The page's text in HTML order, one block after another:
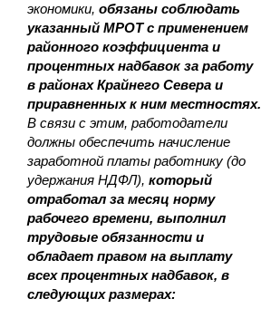
экономики, обязаны соблюдать
указанный МРОТ с применением
районного коэффициента и
процентных надбавок за работу
в районах Крайнего Севера и
приравненных к ним местностях.
В связи с этим, работодатели
должны обеспечить начисление
заработной платы работнику (до
удержания НДФЛ), который
отработал за месяц норму
рабочего времени, выполнил
трудовые обязанности и
обладает правом на выплату
всех процентных надбавок, в
следующих размерах: